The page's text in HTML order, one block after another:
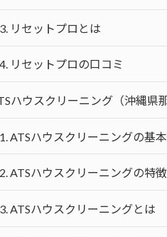
リセットプロとは
リセットプロの口コミ
ハウスクリーニング（沖縄県
ATSハウスクリーニングの基
ATSハウスクリーニングの特徴
ATSハウスクリーニングとは